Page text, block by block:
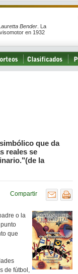
Bender . La
en 1932
que da
reales se
la
Compartir
o la
que
de fútbol,